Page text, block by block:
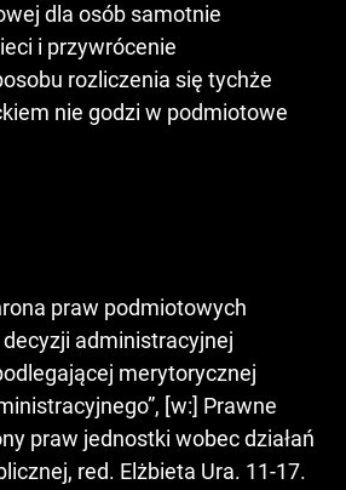
dla osób samotnie
i przywrócenie
rozliczenia się tychże
nie godzi w podmiotowe
praw podmiotowych
administracyjnej
merytorycznej
[w:] Prawne
praw jednostki wobec działań
red. Elżbieta Ura. 11-17.